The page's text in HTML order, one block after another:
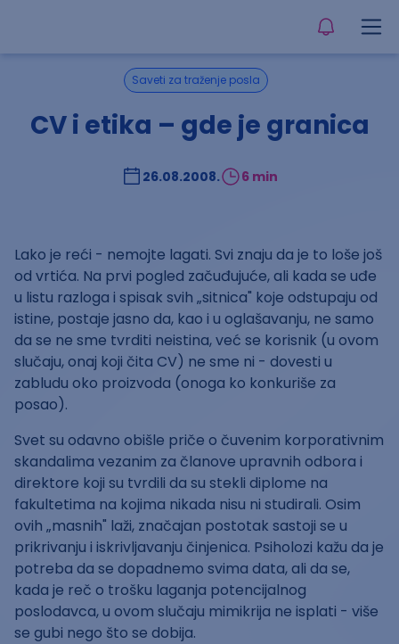
Saveti za traženje posla
CV i etika – gde je granica
26.08.2008. 6 min
Lako je reći - nemojte lagati. Svi znaju da je to loše još
od vrtića. Na prvi pogled začuđujuće, ali kada se uđe
u listu razloga i spisak svih „sitnica" koje odstupaju od
istine, postaje jasno da, kao i u oglašavanju, ne samo
da se ne sme tvrditi neistina, već se korisnik (u ovom
slučaju, onaj koji čita CV) ne sme ni - dovesti u
zabludu oko proizvoda (onoga ko konkuriše za
posao).
Svet su odavno obišle priče o čuvenim korporativnim
skandalima vezanim za članove upravnih odbora i
direktore koji su tvrdili da su stekli diplome na
fakultetima na kojima nikada nisu ni studirali. Osim
ovih „masnih" laži, značajan postotak sastoji se u
prikrivanju i iskrivljavanju činjenica. Psiholozi kažu da je
potreba da se dopadnemo svima data, ali da se,
kada je reč o trošku laganja potencijalnog
poslodavca, u ovom slučaju mimikrija ne isplati - više
se gubi nego što se dobija.